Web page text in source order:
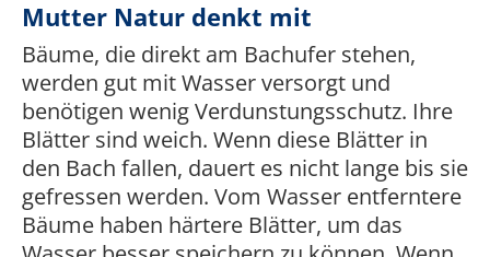
Mutter Natur denkt mit
Bäume, die direkt am Bachufer stehen,
werden gut mit Wasser versorgt und
benötigen wenig Verdunstungsschutz. Ihre
Blätter sind weich. Wenn diese Blätter in
den Bach fallen, dauert es nicht lange bis sie
gefressen werden. Vom Wasser entferntere
Bäume haben härtere Blätter, um das